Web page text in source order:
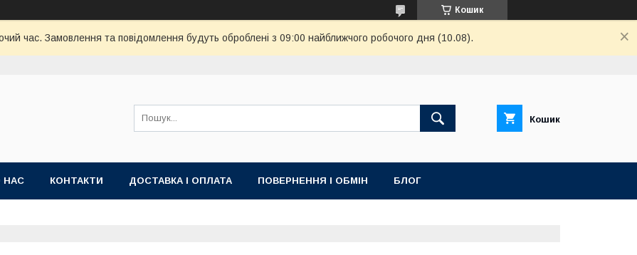
Кошик
час. Замовлення та повідомлення будуть оброблені з 09:00 найближчого робочого дня (10.08).
Кошик
НАС КОНТАКТИ ДОСТАВКА І ОПЛАТА ПОВЕРНЕННЯ І ОБМІН БЛОГ